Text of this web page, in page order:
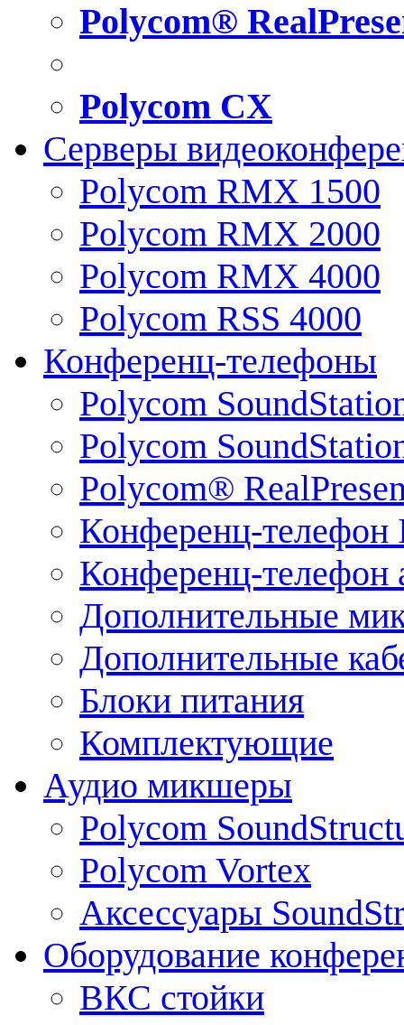
Polycom®
Polycom CX
Серверы
Polycom RMX 1500
Polycom RMX 2000
Polycom RMX 4000
Polycom RSS 4000
Конференц-телефоны
Polycom
Polycom
Polycom®
Конференц-телефон
Конференц-телефон
Дополнительные
Дополнительные
Блоки питания
Комплектующие
Аудио микшеры
Polycom
Polycom Vortex
Аксессуары
Оборудование
ВКС стойки